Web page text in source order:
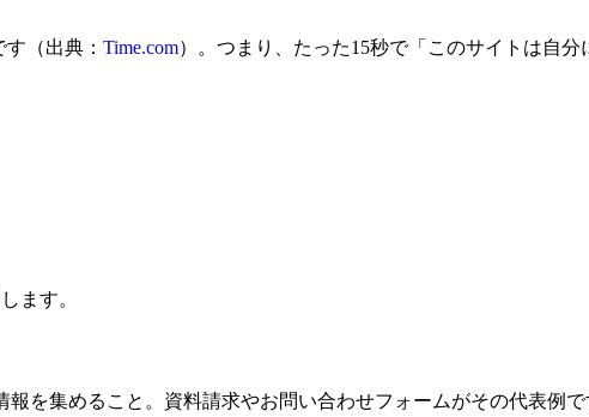
（出典： Time.com）。つまり、たった15秒で「このサイトは自
ます。
を集めること。資料請求やお問い合わせフォームがその代表例で